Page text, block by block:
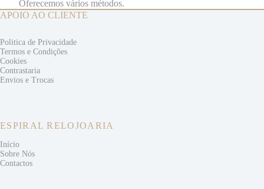
Oferecemos vários métodos.
APOIO AO CLIENTE
Politica de Privacidade
Termos e Condições
Cookies
Contrastaria
Envios e Trocas
ESPIRAL RELOJOARIA
Início
Sobre Nós
Contactos